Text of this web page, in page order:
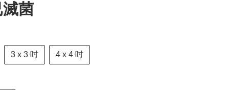
菌
3 x 3 吋 4 x 4 吋